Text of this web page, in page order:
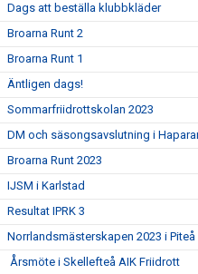
Dags att beställa klubbkläder
Broarna Runt 2
Broarna Runt 1
Äntligen dags!
Sommarfriidrottskolan 2023
DM och säsongsavslutning i
Broarna Runt 2023
IJSM i Karlstad
Resultat IPRK 3
Norrlandsmästerskapen 2023 i Piteå
Årsmöte i Skellefteå AIK Friidrott